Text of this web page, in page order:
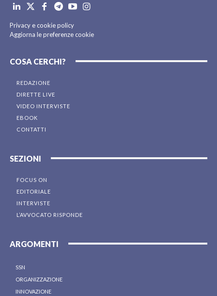
Privacy e cookie policy
Aggiorna le preferenze cookie
COSA CERCHI?
REDAZIONE
DIRETTE LIVE
VIDEO INTERVISTE
EBOOK
CONTATTI
SEZIONI
FOCUS ON
EDITORIALE
INTERVISTE
L’AVVOCATO RISPONDE
ARGOMENTI
SSN
ORGANIZZAZIONE
INNOVAZIONE